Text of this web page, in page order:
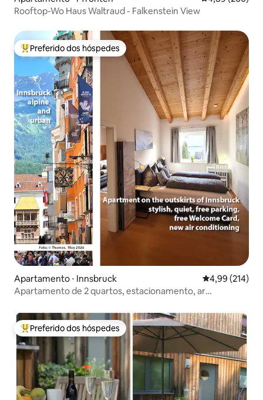
Rooftop-Wo Haus Waltraud - Falkenstein View
Entre os melhores preferidos dos hóspedes
Preferido dos hóspedes
Apartamento ⋅ Innsbruck 4,99 de uma
4,99 (214)
Apartamento de 2 quartos, estacionamento, ar
Entre os melhores preferidos dos hóspedes
Preferido dos hóspedes